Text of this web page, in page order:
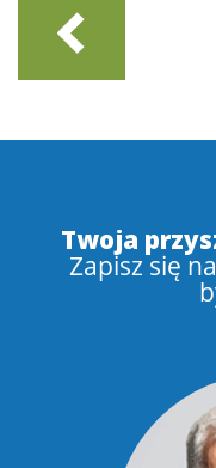
Twoja
Zapisz się